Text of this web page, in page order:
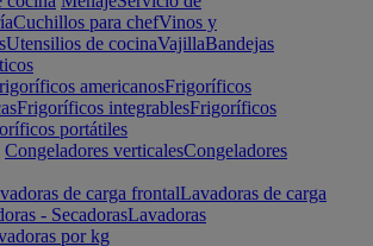
Cuchillos para chefVinos y
Utensilios de cocinaVajillaBandejas
americanosFrigoríficos
Frigoríficos integrablesFrigoríficos
portátiles
Congeladores verticalesCongeladores
de carga frontalLavadoras de carga
- SecadorasLavadoras
por kg